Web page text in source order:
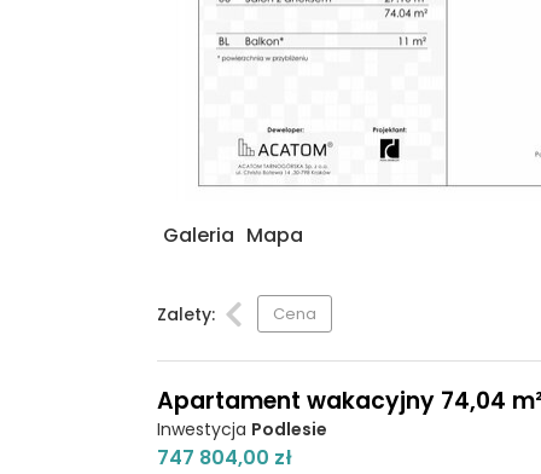
Galeria Mapa
Zalety: Cena
Apartament wakacyjny 74,04
Inwestycja Podlesie
747 804,00 zł